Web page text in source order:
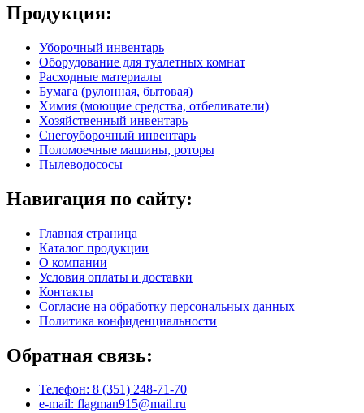
Продукция:
Уборочный инвентарь
Оборудование для туалетных комнат
Расходные материалы
Бумага (рулонная, бытовая)
Химия (моющие средства, отбеливатели)
Хозяйственный инвентарь
Снегоуборочный инвентарь
Поломоечные машины, роторы
Пылеводососы
Навигация по сайту:
Главная страница
Каталог продукции
О компании
Условия оплаты и доставки
Контакты
Согласие на обработку персональных данных
Политика конфиденциальности
Обратная связь:
Телефон: 8 (351) 248-71-70
e-mail: flagman915@mail.ru